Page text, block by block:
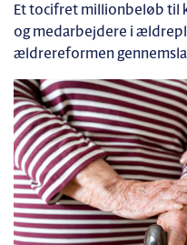
Et tocifret millionbeløb til
og medarbejdere i
ældrereformen